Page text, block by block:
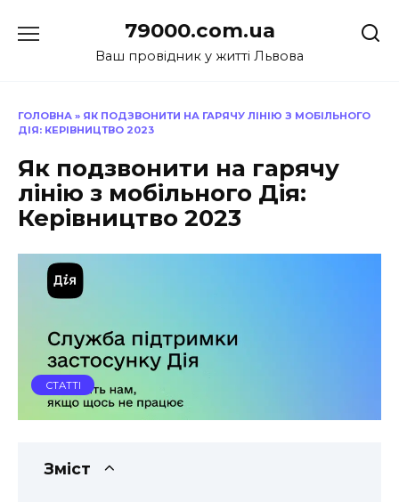
до
79000.com.ua
Ваш провідник у житті Львова
ГОЛОВНА » ЯК ПОДЗВОНИТИ НА ГАРЯЧУ ЛІНІЮ З МОБІЛЬНОГО
ДІЯ: КЕРІВНИЦТВО 2023
Як подзвонити на гарячу
лінію з мобільного Дія:
Керівництво 2023
СТАТТІ
Зміст